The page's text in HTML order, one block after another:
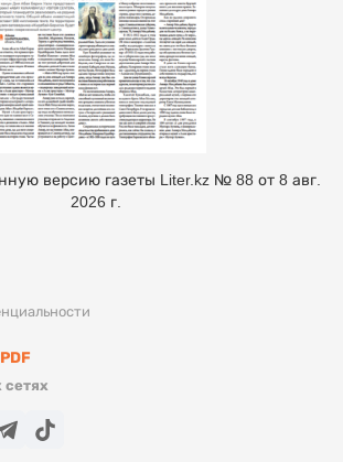
версию газеты Liter.kz № 88 от 8 авг.
2026 г.